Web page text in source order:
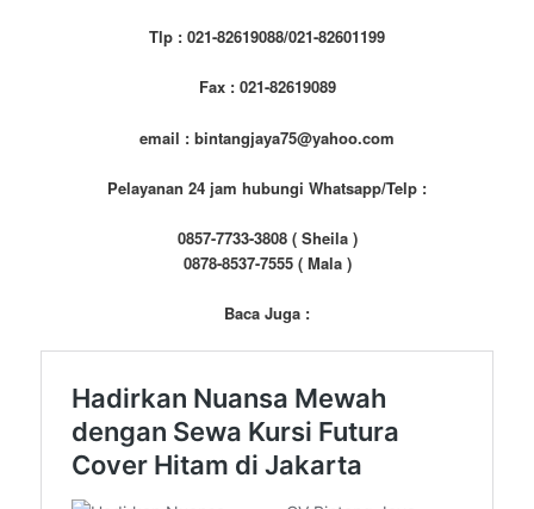
Tlp : 021-82619088/021-82601199
Fax : 021-82619089
email : bintangjaya75@yahoo.com
Pelayanan 24 jam hubungi Whatsapp/Telp :
0857-7733-3808 ( Sheila )
0878-8537-7555 ( Mala )
Baca Juga :